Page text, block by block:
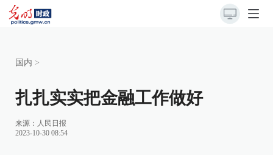
国内 >
扎扎实实把金融工作做好
来源： 人民日报
2023-10-30 08:54